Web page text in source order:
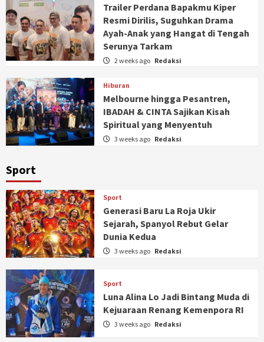
Trailer Perdana Bapakmu Kiper
Resmi Dirilis, Suguhkan Drama
Ayah-Anak yang Hangat di Tengah
Serunya Tarkam
2 weeks ago Redaksi
Hiburan
Melbourne hingga Pesantren,
IBADAH & CINTA Sajikan Kisah
Spiritual yang Menyentuh
3 weeks ago Redaksi
Sport
Sport
Generasi Baru La Roja Ukir
Sejarah, Spanyol Rebut Gelar
Dunia Kedua
3 weeks ago Redaksi
Sport
Luna Alina Lo Jadi Bintang Muda di
Kejuaraan Renang Kemenpora RI
3 weeks ago Redaksi